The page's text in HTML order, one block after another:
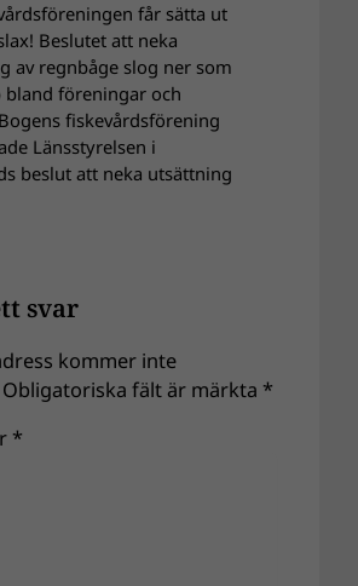
får sätta ut
Beslutet att neka
av regnbåge slog ner som
bland föreningar och
fiskevårdsförening
Länsstyrelsen i
beslut att neka utsättning
svar
kommer inte
Obligatoriska fält är märkta *
*